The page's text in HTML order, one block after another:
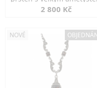
2 800 Kč
NOVÉ